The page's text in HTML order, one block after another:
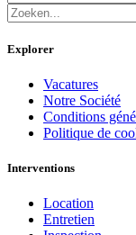
Explorer
Vacatures
Notre Société
Conditions
Politique de
Interventions
Location
Entretien